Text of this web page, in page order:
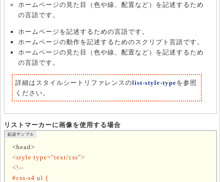
ホームページの見た目（色や線、配置など）を記述するため
の言語です。
ホームページを記述するための言語です。
ホームページの動作を記述するためのスクリプト言語です。
ホームページの見た目（色や線、配置など）を記述するため
の言語です。
詳細はスタイルシートリファレンスのlist-style-typeを参照
ください。
リストマーカーに画像を使用する場合
<head>
<style type="text/css">
<!--
#css-s4 ul {